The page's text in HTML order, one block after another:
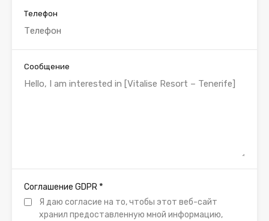
Телефон
Сообщение
Соглашение GDPR *
Я даю согласие на то, чтобы этот веб-сайт
хранил предоставленную мной информацию,